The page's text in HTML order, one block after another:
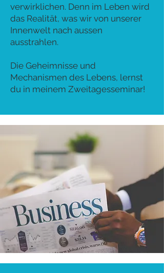
verwirklichen. Denn im Leben wird
das Realität, was wir von unserer
Innenwelt nach aussen
ausstrahlen.
Die Geheimnisse und
Mechanismen des Lebens, lernst
du in meinem Zweitagesseminar!